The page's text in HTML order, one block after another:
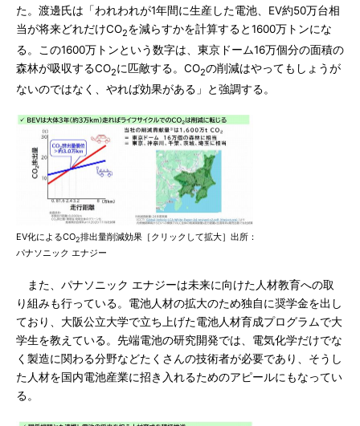
た。渡邊氏は「われわれが1年間に生産した電池、EV約50万台相
当が将来どれだけCO2を減らすかを計算すると1600万トンにな
る。この1600万トンという数字は、東京ドーム16万個分の面積の
森林が吸収するCO2に匹敵する。CO2の削減はやってもしょうが
ないのではなく、やれば効果がある」と強調する。
EV化によるCO2排出量削減効果［クリックして拡大］出所：
パナソニック エナジー
また、パナソニック エナジーは未来に向けた人材教育への取
り組みも行っている。電池人材の拡大のため独自に奨学金を出し
ており、大阪公立大学で立ち上げた電池人材育成プログラムで大
学生を教えている。先端電池の研究開発では、電気化学だけでな
く製造に関わる分野などたくさんの技術者が必要であり、そうし
た人材を国内電池産業に招き入れるためのアピールにもなってい
る。